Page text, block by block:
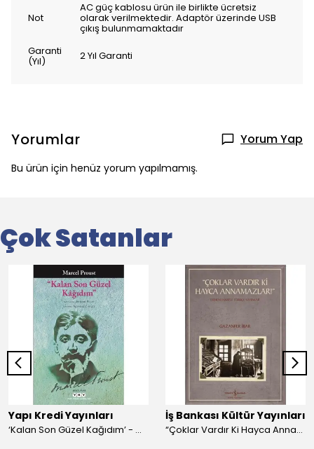
Not
AC güç kablosu ürün ile birlikte ücretsiz
olarak verilmektedir. Adaptör üzerinde USB
çıkış bulunmamaktadır
Garanti
(Yıl) 2 Yıl Garanti
Yorumlar Yorum Yap
Bu ürün için henüz yorum yapılmamış.
Çok Satanlar
Yapı Kredi Yayınları
‘Kalan Son Güzel Kağıdım’ - Marcel Proust
İş Bankası Kültür Yayınları
“Çoklar Vardır Ki Hayca Annamazlar!” - Gazanfer İbar